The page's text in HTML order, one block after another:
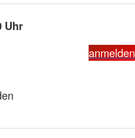
Uhr
anmelden